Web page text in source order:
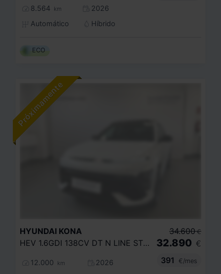
8.564 km
2026
Automático
Híbrido
ECO
HYUNDAI KONA
HEV 1.6GDI 138CV DT N LINE STYLE
12.000 km
2026
34.600 €
32.890 €
391
€/mes